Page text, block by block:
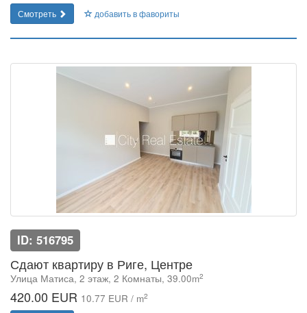
Смотреть добавить в фавориты
ID: 516795
Сдают квартиру в Риге, Центре
Улица Матиса, 2 этаж, 2 Комнаты, 39.00m2
420.00 EUR 10.77 EUR / m2